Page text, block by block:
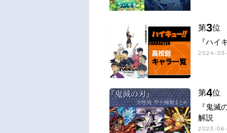
第3位
『ハイ
2024-
第4位
『鬼滅
解説
2023-